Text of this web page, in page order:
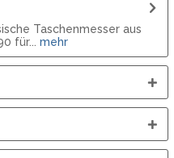
Taschenmesser aus
für...
mehr